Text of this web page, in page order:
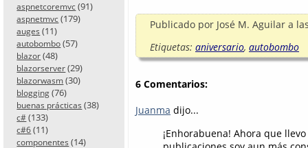
aspnetcoremvc (91)
aspnetmvc (179)
auges (11)
autobombo (57)
blazor (48)
blazorserver (29)
blazorwasm (30)
blogging (76)
buenas prácticas (38)
c# (133)
c#6 (11)
componentes (14)
Publicado por José M. Aguilar a
Etiquetas: aniversario, autobombo
6 Comentarios:
Juanma dijo...
¡Enhorabuena! Ahora que